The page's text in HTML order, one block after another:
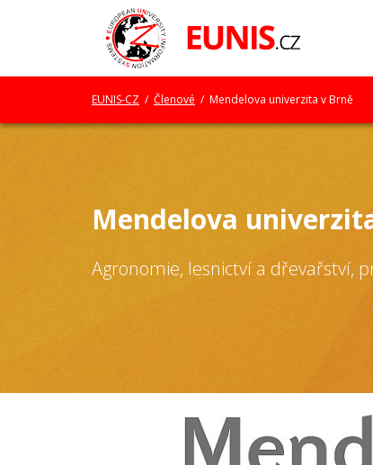
EUNIS-CZ / Členové / Mendelova univerzita v Brně
Mendelova
Agronomie, lesnictví a dřevařství,